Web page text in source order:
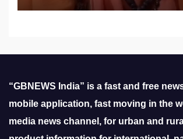
“GBNEWS India” is a fast and free
mobile application, fast moving in the
media news channel, for urban and